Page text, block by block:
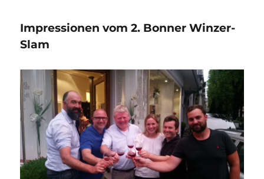
Impressionen vom 2. Bonner Winzer-
Slam